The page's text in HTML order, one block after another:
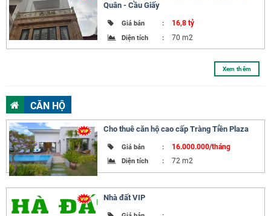
Quân - Cầu Giấy
Giá bán : 16,8 tỷ
Diện tích : 70 m2
Xem thêm
CĂN HỘ
Cho thuê căn hộ cao cấp Tràng Tiền Plaza
Giá bán : 16.000.000/tháng
Diện tích : 72 m2
Nhà đất VIP